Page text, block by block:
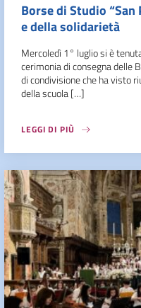
Borse di Studio
e della solidarietà
Mercoledì 1° luglio si è
cerimonia di consegna delle
di condivisione che ha visto
della scuola […]
LEGGI DI PIÙ